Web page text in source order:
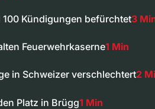
100 Kündigungen befürchtet3
Feuerwehrkaserne1 Min
in Schweizer verschlechtert2
Platz in Brügg1 Min